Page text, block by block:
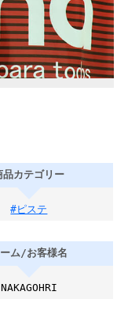
品カテゴリー
#ピステ
ム/お客様名
NAKAGOHRI